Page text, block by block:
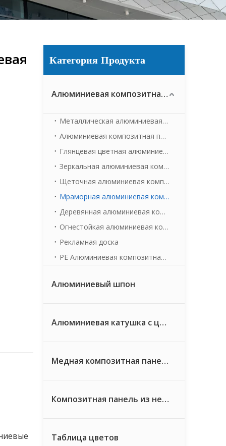
Категория Продукта
Алюминиевая композитная панель
Металлическая алюминиевая композитная панель
Алюминиевая композитная панель матового цвета
Глянцевая цветная алюминиевая композитная панель
Зеркальная алюминиевая композитная панель
Щеточная алюминиевая композитная панель
Мраморная алюминиевая композитная панель
Деревянная алюминиевая композитная панель
Огнестойкая алюминиевая композитная панель
Рекламная доска
PE Алюминиевая композитная панель
Алюминиевый шпон
Алюминиевая катушка с цветным покрытием
Медная композитная панель
Композитная панель из нержавеющей стали
Таблица цветов